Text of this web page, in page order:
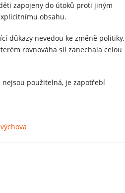
zapojeny do útoků proti jiným
obsahu.
důkazy nevedou ke změně politiky,
rovnováha sil zanechala celou
použitelná, je zapotřebí